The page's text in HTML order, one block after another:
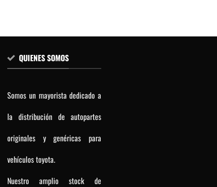
QUIENES SOMOS
Somos un mayorista dedicado a
la distribución de autopartes
originales y genéricas para
vehículos toyota.
Nuestro amplio stock de